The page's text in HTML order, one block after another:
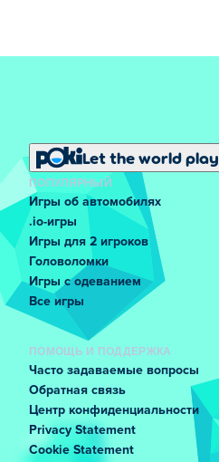
Let the world play
ПОПУЛЯРНЫЙ
Игры об автомобилях
.io-игры
Игры для 2 игроков
Головоломки
Игры с одеванием
Все игры
ПОМОЩЬ И ПОДДЕРЖКА
Часто задаваемые вопросы
Обратная связь
Центр конфиденциальности
Privacy Statement
Cookie Statement